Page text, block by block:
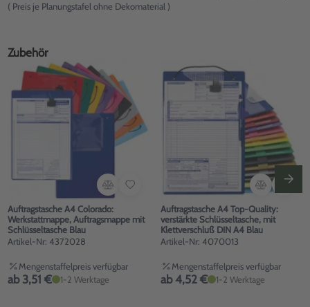
( Preis je Planungstafel ohne Dekomaterial )
Zubehör
Auftragstasche A4 Colorado:
Werkstattmappe, Auftragsmappe mit
Schlüsseltasche Blau
Artikel-Nr: 4372028
Mengenstaffelpreis verfügbar
ab 3,51 € 1-2 Werktage
Auftragstasche A4 Top-Quality:
verstärkte Schlüsseltasche, mit
Klettverschluß DIN A4 Blau
Artikel-Nr: 4070013
Mengenstaffelpreis verfügbar
ab 4,52 € 1-2 Werktage